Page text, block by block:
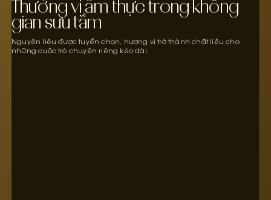
Thưởng vị ẩm thực trong không
gian sưu tầm
Nguyên liệu được tuyển chọn, hương vị trở thành chất liệu cho
những cuộc trò chuyện riêng kéo dài.